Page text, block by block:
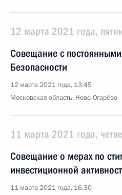
12 марта 2021 года,
Совещание с
Безопасности
12 марта 2021 года, 13:45
Московская область, Ново-Огарёво
11 марта 2021 года,
Совещание о мерах по
инвестиционной
11 марта 2021 года, 16:30